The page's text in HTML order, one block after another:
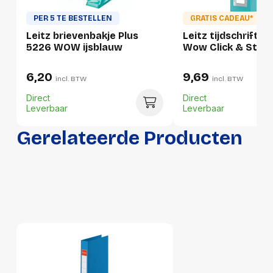
4002432104123
Productformaat
Lengte
Breedte
Hoogte
Gewicht
418 g
Gerelateerde Producten
PER 5 TE BESTELLEN
Leitz brievenbakje Plus
5226 WOW ijsblauw
6,20 incl. BTW
Direct
Leverbaar
GRATIS CADEAU*
Leitz
Wow Click &
9,69 incl. BTW
Direct
Leverbaar